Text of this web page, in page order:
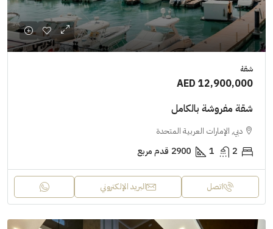
شقة
AED 12,900,000
شقة مفروشة بالكامل
دبي, الإمارات العربية المتحدة
2
1
2900 قدم مربع
اتصل البريد الإلكتروني